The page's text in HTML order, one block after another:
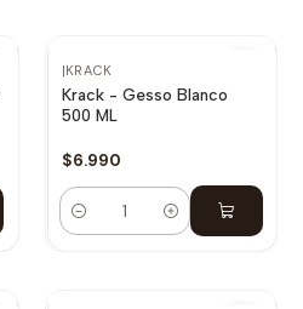
|KRACK
Krack - Gesso Blanco
500 ML
$6.990
Cantidad